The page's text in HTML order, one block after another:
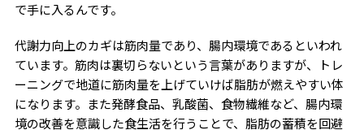
で手に入るんです。
代謝力向上のカギは筋肉量であり、腸内環境であるといわれ
ています。筋肉は裏切らないという言葉がありますが、トレ
ーニングで地道に筋肉量を上げていけば脂肪が燃えやすい体
になります。また発酵食品、乳酸菌、食物繊維など、腸内環
境の改善を意識した食生活を行うことで、脂肪の蓄積を回避